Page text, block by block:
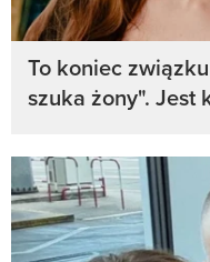
To koniec
szuka żony". Jest